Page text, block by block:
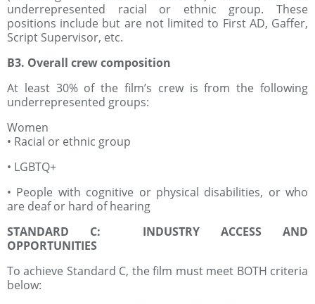
underrepresented racial or ethnic group. These
positions include but are not limited to First AD, Gaffer,
Script Supervisor, etc.
B3. Overall crew composition
At least 30% of the film’s crew is from the following
underrepresented groups:
Women
• Racial or ethnic group
• LGBTQ+
• People with cognitive or physical disabilities, or who
are deaf or hard of hearing
STANDARD C: INDUSTRY ACCESS AND
OPPORTUNITIES
To achieve Standard C, the film must meet BOTH criteria
below: